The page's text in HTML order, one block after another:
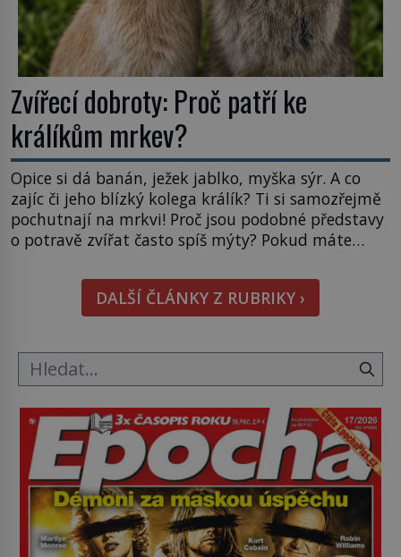
Zvířecí dobroty: Proč patří ke
králíkům mrkev?
Opice si dá banán, ježek jablko, myška sýr. A co
zajíc či jeho blízký kolega králík? Ti si samozřejmě
pochutnají na mrkvi! Proč jsou podobné představy
o potravě zvířat často spíš mýty? Pokud máte
i bude chutnat, ovšem měl by ji mít jen jako
občasný pamlsek. […]DALŠÍ ČLÁNKY Z RUBRIKY ›